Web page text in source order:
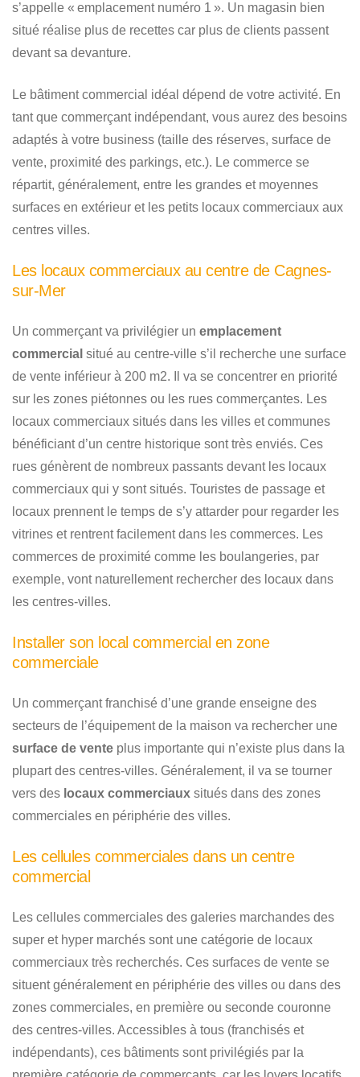
s’appelle « emplacement numéro 1 ». Un magasin bien
situé réalise plus de recettes car plus de clients passent
devant sa devanture.
Le bâtiment commercial idéal dépend de votre activité. En
tant que commerçant indépendant, vous aurez des besoins
adaptés à votre business (taille des réserves, surface de
vente, proximité des parkings, etc.). Le commerce se
répartit, généralement, entre les grandes et moyennes
surfaces en extérieur et les petits locaux commerciaux aux
centres villes.
Les locaux commerciaux au centre de Cagnes-
sur-Mer
Un commerçant va privilégier un emplacement
commercial situé au centre-ville s’il recherche une surface
de vente inférieur à 200 m2. Il va se concentrer en priorité
sur les zones piétonnes ou les rues commerçantes. Les
locaux commerciaux situés dans les villes et communes
bénéficiant d’un centre historique sont très enviés. Ces
rues génèrent de nombreux passants devant les locaux
commerciaux qui y sont situés. Touristes de passage et
locaux prennent le temps de s’y attarder pour regarder les
vitrines et rentrent facilement dans les commerces. Les
commerces de proximité comme les boulangeries, par
exemple, vont naturellement rechercher des locaux dans
les centres-villes.
Installer son local commercial en zone
commerciale
Un commerçant franchisé d’une grande enseigne des
secteurs de l’équipement de la maison va rechercher une
surface de vente plus importante qui n’existe plus dans la
plupart des centres-villes. Généralement, il va se tourner
vers des locaux commerciaux situés dans des zones
commerciales en périphérie des villes.
Les cellules commerciales dans un centre
commercial
Les cellules commerciales des galeries marchandes des
super et hyper marchés sont une catégorie de locaux
commerciaux très recherchés. Ces surfaces de vente se
situent généralement en périphérie des villes ou dans des
zones commerciales, en première ou seconde couronne
des centres-villes. Accessibles à tous (franchisés et
indépendants), ces bâtiments sont privilégiés par la